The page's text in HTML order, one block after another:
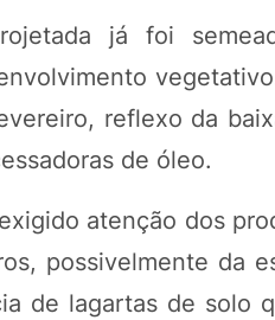
já foi
reflexo da
de óleo.
atenção dos
possivelmente da
de lagartas de solo